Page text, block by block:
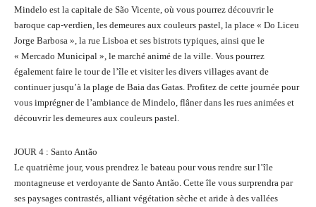
Mindelo est la capitale de São Vicente, où vous pourrez découvrir le
baroque cap-verdien, les demeures aux couleurs pastel, la place « Do Liceu
Jorge Barbosa », la rue Lisboa et ses bistrots typiques, ainsi que le
« Mercado Municipal », le marché animé de la ville. Vous pourrez
également faire le tour de l’île et visiter les divers villages avant de
continuer jusqu’à la plage de Baia das Gatas. Profitez de cette journée pour
vous imprégner de l’ambiance de Mindelo, flâner dans les rues animées et
découvrir les demeures aux couleurs pastel.
JOUR 4 : Santo Antão
Le quatrième jour, vous prendrez le bateau pour vous rendre sur l’île
montagneuse et verdoyante de Santo Antão. Cette île vous surprendra par
ses paysages contrastés, alliant végétation sèche et aride à des vallées